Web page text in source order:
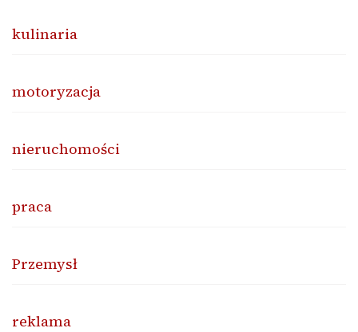
kulinaria
motoryzacja
nieruchomości
praca
Przemysł
reklama